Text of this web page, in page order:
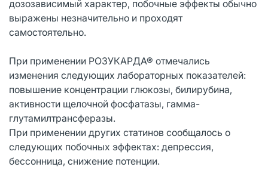
дозозависимый характер, побочные эффекты обычно
выражены незначительно и проходят
самостоятельно.
При применении РОЗУКАРДА® отмечались
изменения следующих лабораторных показателей:
повышение концентрации глюкозы, билирубина,
активности щелочной фосфатазы, гамма-
глутамилтрансферазы.
При применении других статинов сообщалось о
следующих побочных эффектах: депрессия,
бессонница, снижение потенции.